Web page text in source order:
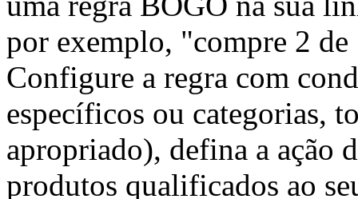
por exemplo, "compre 2
Configure a regra com
específicos ou categorias,
apropriado), defina a ação
produtos qualificados ao